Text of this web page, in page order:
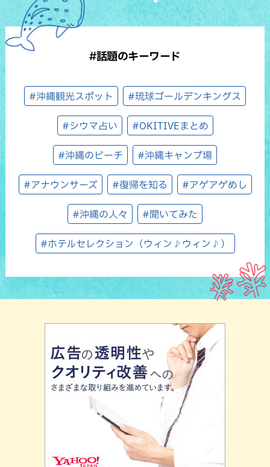
#話題のキーワード
#沖縄観光スポット #琉球ゴールデンキングス
#シウマ占い #OKITIVEまとめ
#沖縄のビーチ #沖縄キャンプ場
#アナウンサーズ #復帰を知る #アゲアゲめし
#沖縄の人々 #聞いてみた
#ホテルセレクション（ウィン♪ウィン♪）